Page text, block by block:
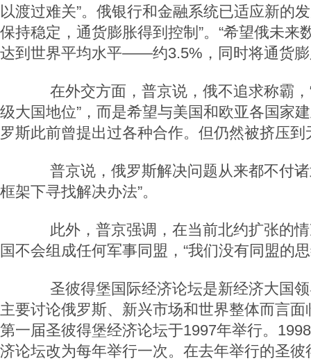
以渡过难关”。俄银行和金融系统已适应新的
保持稳定，通货膨胀得到控制”。“希望俄未来
达到世界平均水平——约3.5%，同时将通货膨
在外交方面，普京说，俄不追求称霸，
级大国地位”，而是希望与美国和欧亚各国家
罗斯此前曾提出过各种合作。但仍然被挤压到
普京说，俄罗斯解决问题从来都不付诸
框架下寻找解决办法”。
此外，普京强调，在当前北约扩张的情
国不会组成任何军事同盟，“我们没有同盟的
圣彼得堡国际经济论坛是新经济大国领
主要讨论俄罗斯、新兴市场和世界整体而言
第一届圣彼得堡经济论坛于1997年举行。
济论坛改为每年举行一次。在去年举行的圣